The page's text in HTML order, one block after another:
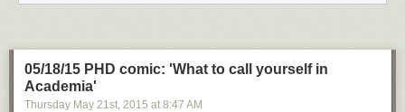
不久之前，互联网时代，人们可以用搜索引擎得到想要的信息，知识本身
就不再值钱了。注意不值钱不等于不重要 — 空气不值钱但是很重要 — 你
必须有知识，但是你不能单靠有知识获得财富。这个时代的知识价值在于
05/18/15 PHD comic: 'What to call yourself in
Academia'
Thursday May 21st, 2015 at 8:47 AM